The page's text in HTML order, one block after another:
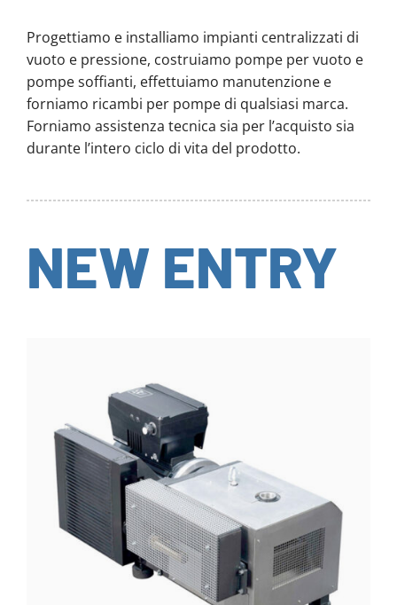
Progettiamo e installiamo impianti centralizzati di
vuoto e pressione, costruiamo pompe per vuoto e
pompe soffianti, effettuiamo manutenzione e
forniamo ricambi per pompe di qualsiasi marca.
Forniamo assistenza tecnica sia per l’acquisto sia
durante l’intero ciclo di vita del prodotto.
NEW ENTRY